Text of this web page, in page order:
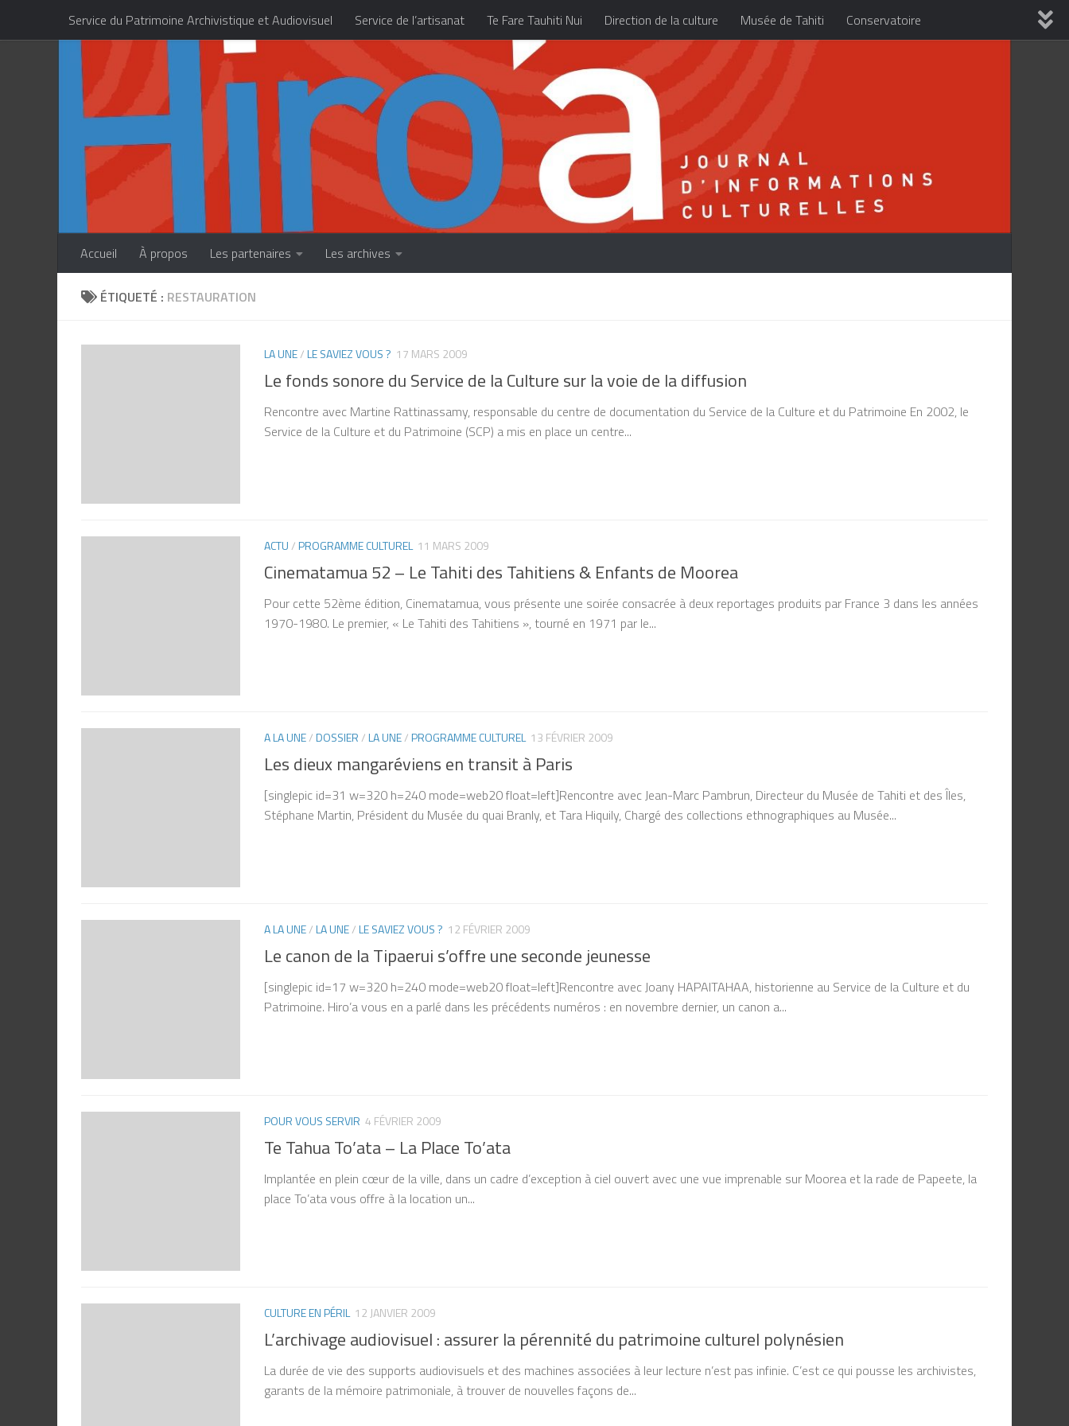
Skip to contentService du Patrimoine Archivistique et Audiovisuel Service de l’artisanat Te Fare Tauhiti Nui Direction de la culture Musée de Tahiti Conservatoire
Centre des Métiers d’Art de la Polynésie française Les archives À propos Accueil
Accueil À propos Les partenaires Les archives
ÉTIQUETÉ : RESTAURATION
LA UNE/LE SAVIEZ VOUS ? 17 MARS 2009
Le fonds sonore du Service de la Culture sur la voie de la diffusion
Rencontre avec Martine Rattinassamy, responsable du centre de documentation du Service de la Culture et du Patrimoine En 2002, le
Service de la Culture et du Patrimoine (SCP) a mis en place un centre...
ACTU/PROGRAMME CULTUREL 11 MARS 2009
Cinematamua 52 – Le Tahiti des Tahitiens & Enfants de Moorea
Pour cette 52ème édition, Cinematamua, vous présente une soirée consacrée à deux reportages produits par France 3 dans les années
1970-1980. Le premier, « Le Tahiti des Tahitiens », tourné en 1971 par le...
A LA UNE/DOSSIER/LA UNE/PROGRAMME CULTUREL 13 FÉVRIER 2009
Les dieux mangaréviens en transit à Paris
[singlepic id=31 w=320 h=240 mode=web20 float=left]Rencontre avec Jean-Marc Pambrun, Directeur du Musée de Tahiti et des Îles,
Stéphane Martin, Président du Musée du quai Branly, et Tara Hiquily, Chargé des collections ethnographiques au Musée...
A LA UNE/LA UNE/LE SAVIEZ VOUS ? 12 FÉVRIER 2009
Le canon de la Tipaerui s’offre une seconde jeunesse
[singlepic id=17 w=320 h=240 mode=web20 float=left]Rencontre avec Joany HAPAITAHAA, historienne au Service de la Culture et du
Patrimoine. Hiro’a vous en a parlé dans les précédents numéros : en novembre dernier, un canon a...
POUR VOUS SERVIR 4 FÉVRIER 2009
Te Tahua To’ata – La Place To’ata
Implantée en plein cœur de la ville, dans un cadre d’exception à ciel ouvert avec une vue imprenable sur Moorea et la rade de Papeete, la
place To’ata vous offre à la location un...
CULTURE EN PÉRIL 12 JANVIER 2009
L’archivage audiovisuel : assurer la pérennité du patrimoine culturel polynésien
La durée de vie des supports audiovisuels et des machines associées à leur lecture n’est pas infinie. C’est ce qui pousse les archivistes,
garants de la mémoire patrimoniale, à trouver de nouvelles façons de...